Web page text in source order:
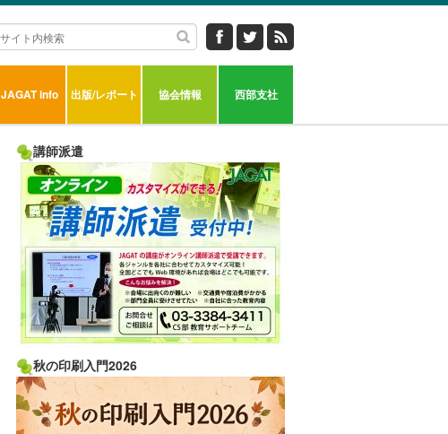
JAGAT info 出版/レポート 協会情報 西部支社
講師派遣
秋の印刷入門2026